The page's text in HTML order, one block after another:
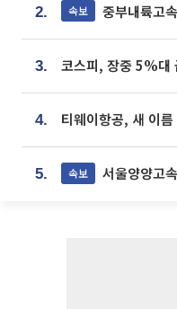
2. 속보 중부내륙고
3.
4.
5. 속보 서울양양고